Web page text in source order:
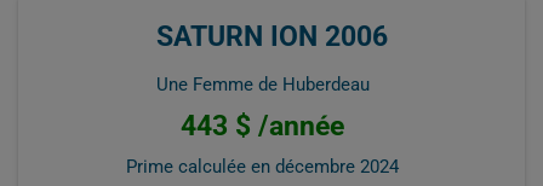
SATURN ION 2006
Une Femme de Huberdeau
443 $ /année
Prime calculée en décembre 2024